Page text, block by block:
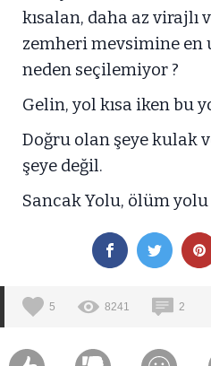
kısalan, daha az virajlı
zemheri mevsimine en
neden seçilemiyor ?
Gelin, yol kısa iken bu
Doğru olan şeye kulak
şeye değil.
Sancak Yolu, ölüm yolu
5 8241 2